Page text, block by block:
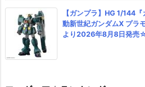
【ガンプラ】HG 1/144
動新世紀ガンダムX プラ
より2026年8月8日発売